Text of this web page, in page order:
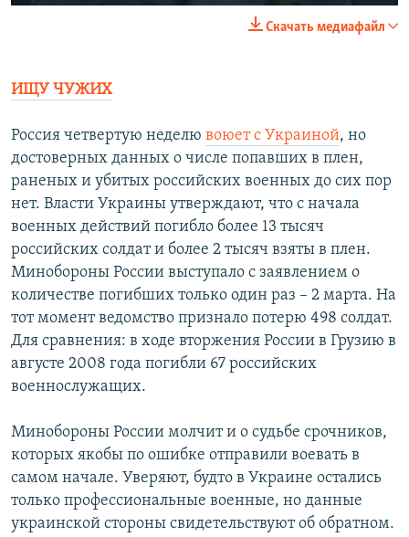
1080p
Скачать медиафайл
ИЩУ ЧУЖИХ
Россия четвертую неделю воюет с Украиной, но
достоверных данных о числе попавших в плен,
раненых и убитых российских военных до сих пор
нет. Власти Украины утверждают, что с начала
военных действий погибло более 13 тысяч
российских солдат и более 2 тысяч взяты в плен.
Минобороны России выступало с заявлением о
количестве погибших только один раз – 2 марта. На
тот момент ведомство признало потерю 498 солдат.
Для сравнения: в ходе вторжения России в Грузию в
августе 2008 года погибли 67 российских
военнослужащих.
Минобороны России молчит и о судьбе срочников,
которых якобы по ошибке отправили воевать в
самом начале. Уверяют, будто в Украине остались
только профессиональные военные, но данные
украинской стороны свидетельствуют об обратном.